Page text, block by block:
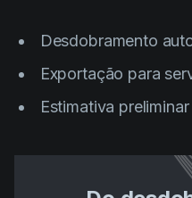
Desdobramento
Exportação para
Estimativa